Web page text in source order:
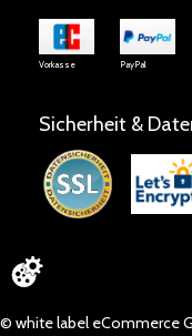
Vorkasse PayPal
Sicherheit &
© white label eCommerce